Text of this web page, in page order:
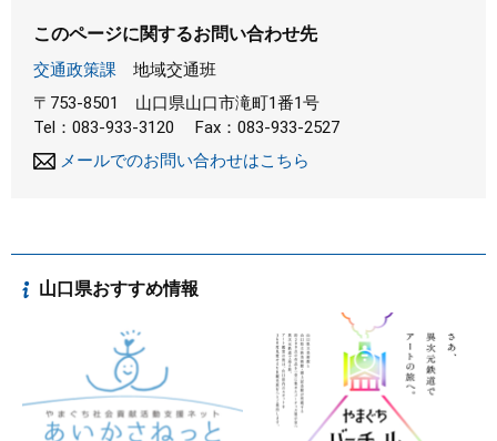
このページに関するお問い合わせ先
交通政策課
地域交通班
〒753-8501
山口県山口市滝町1番1号
Tel：083-933-3120
Fax：083-933-2527
メールでのお問い合わせはこちら
山口県おすすめ情報